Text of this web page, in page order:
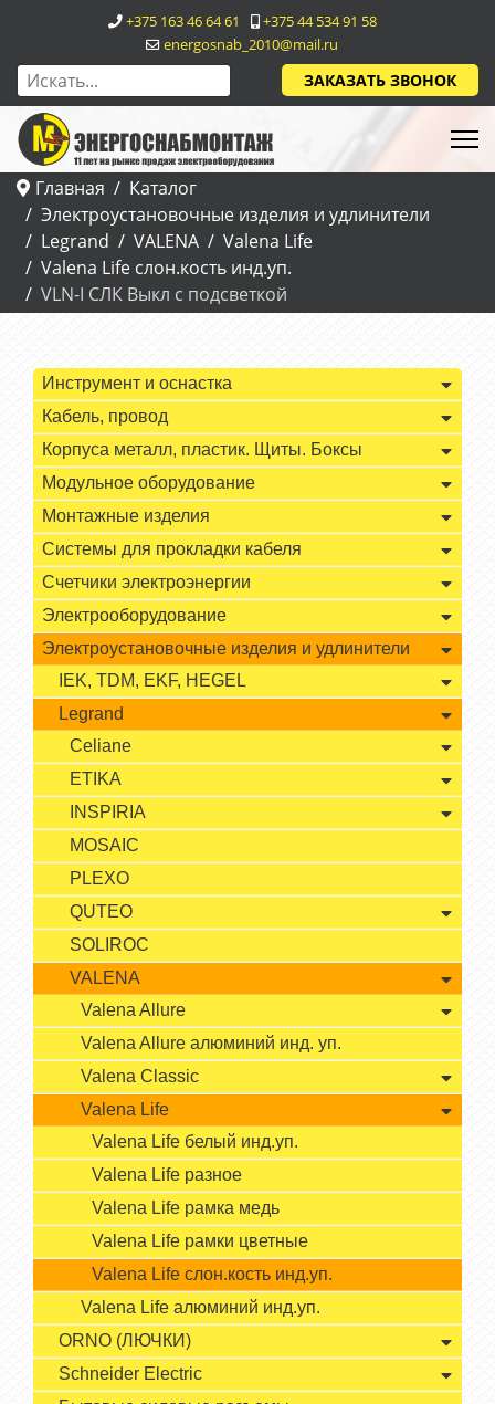
+375 163 46 64 61
+375 44 534 91 58
energosnab_2010@mail.ru
ЗАКАЗАТЬ ЗВОНОК
Главная
Каталог
Электроустановочные изделия и удлинители
Legrand
VALENA
Valena Life
Valena Life слон.кость инд.уп.
VLN-I СЛК Выкл с подсветкой
Инструмент и оснастка
Кабель, провод
Корпуса металл, пластик. Щиты. Боксы
Модульное оборудование
Монтажные изделия
Системы для прокладки кабеля
Счетчики электроэнергии
Электрооборудование
Электроустановочные изделия и удлинители
IEK, TDM, EKF, HEGEL
Legrand
Celiane
ETIKA
INSPIRIA
MOSAIC
PLEXO
QUTEO
SOLIROC
VALENA
Valena Allure
Valena Allure алюминий инд. уп.
Valena Classic
Valena Life
Valena Life белый инд.уп.
Valena Life разное
Valena Life рамка медь
Valena Life рамки цветные
Valena Life слон.кость инд.уп.
Valena Life алюминий инд.уп.
ORNO (ЛЮЧКИ)
Schneider Electric